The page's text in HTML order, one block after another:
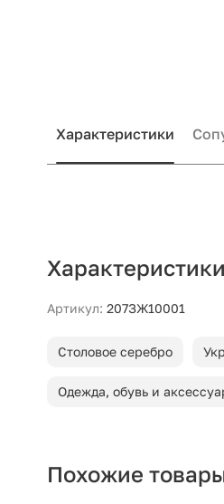
Характеристики
Характеристики
Артикул: 207ЗЖ10001
Столовое серебро
Одежда, обувь и
Похожие